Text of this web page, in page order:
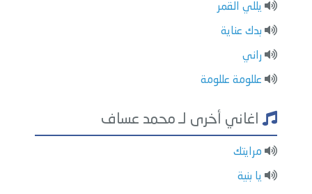
يللي القمر
بدك عناية
راني
عللومة عللومة
اغاني أخرى لـ محمد عساف
مرايتك
يا بنية